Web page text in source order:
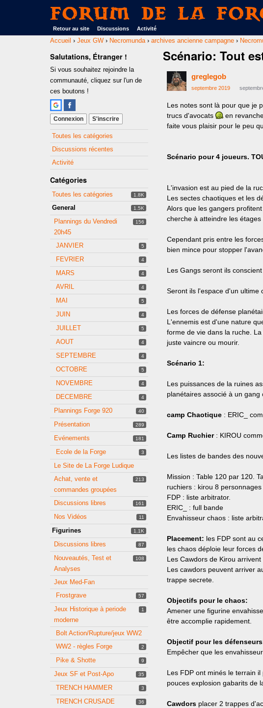
Forum de La
Retour au site Discussions Activité
Accueil › Jeux GW › Necromunda › archives ancienne campagne ›
Salutations, Étranger !
Si vous souhaitez rejoindre la
communauté, cliquez sur l'un de
ces boutons !
Connexion S'inscrire
Quick
Links
Toutes les catégories
Discussions récentes
Activité
Catégories
1.8K
Toutes les catégories
1.5K
General
156
Plannings du Vendredi
20h45
5
JANVIER
4
FEVRIER
4
MARS
4
AVRIL
5
MAI
4
JUIN
5
JUILLET
4
AOUT
4
SEPTEMBRE
5
OCTOBRE
4
NOVEMBRE
4
DECEMBRE
40
Plannings Forge 920
289
Présentation
181
Evénements
3
Ecole de la Forge
Le Site de La Forge Ludique
213
Achat, vente et
commandes groupées
161
Discussions libres
11
Nos Vidéos
1.1K
Figurines
87
Discussions libres
108
Nouveautés, Test et
Analyses
Jeux Med-Fan
57
Frostgrave
1
Jeux Historique à periode
moderne
Bolt Action/Rupture/jeux WW2
2
WW2 - règles Forge
9
Pike & Shotte
35
Jeux SF et Post-Apo
3
TRENCH HAMMER
36
TRENCH CRUSADE
Scénario: Tout
greglegob
septembre 2019
Les notes sont là pour que je
trucs d'avocats
en
faite vous plaisir pour le peu
Scénario pour 4 joueurs.
L'invasion est au pied de la
Les sectes chaotiques et les
Alors que les gangers
cherche à atteindre les étages
Cependant pris entre les
bien mince pour stopper
Les Gangs seront ils
Seront ils l'espace d'un ultime
Les forces de défense
L'ennemis est d'une nature
forme de vie dans la ruche.
juste vaincre ou mourir.
Scénario 1:
Les puissances de la ruines
planétaires associé à un
camp Chaotique : ERIC_
Camp Ruchier : KIROU
Les listes de bandes des
Mission : Table 120 par 120.
ruchiers : kirou 8
FDP : liste arbitrator.
ERIC_ : full bande
Envahisseur chaos : liste
Placement: les FDP sont au
les chaos déploie leur forces
Les Cawdors de Kirou
Les cawdors peuvent arriver
trappe secrete.
Objectifs pour le chaos:
Amener une figurine
être accomplie rapidement.
Objectif pour les
Empêcher que les
Les FDP ont minés le terrain
pouces explosion gabarits de
Cawdors placer 2 trappes